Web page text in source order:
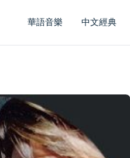
華語音樂 中文經典